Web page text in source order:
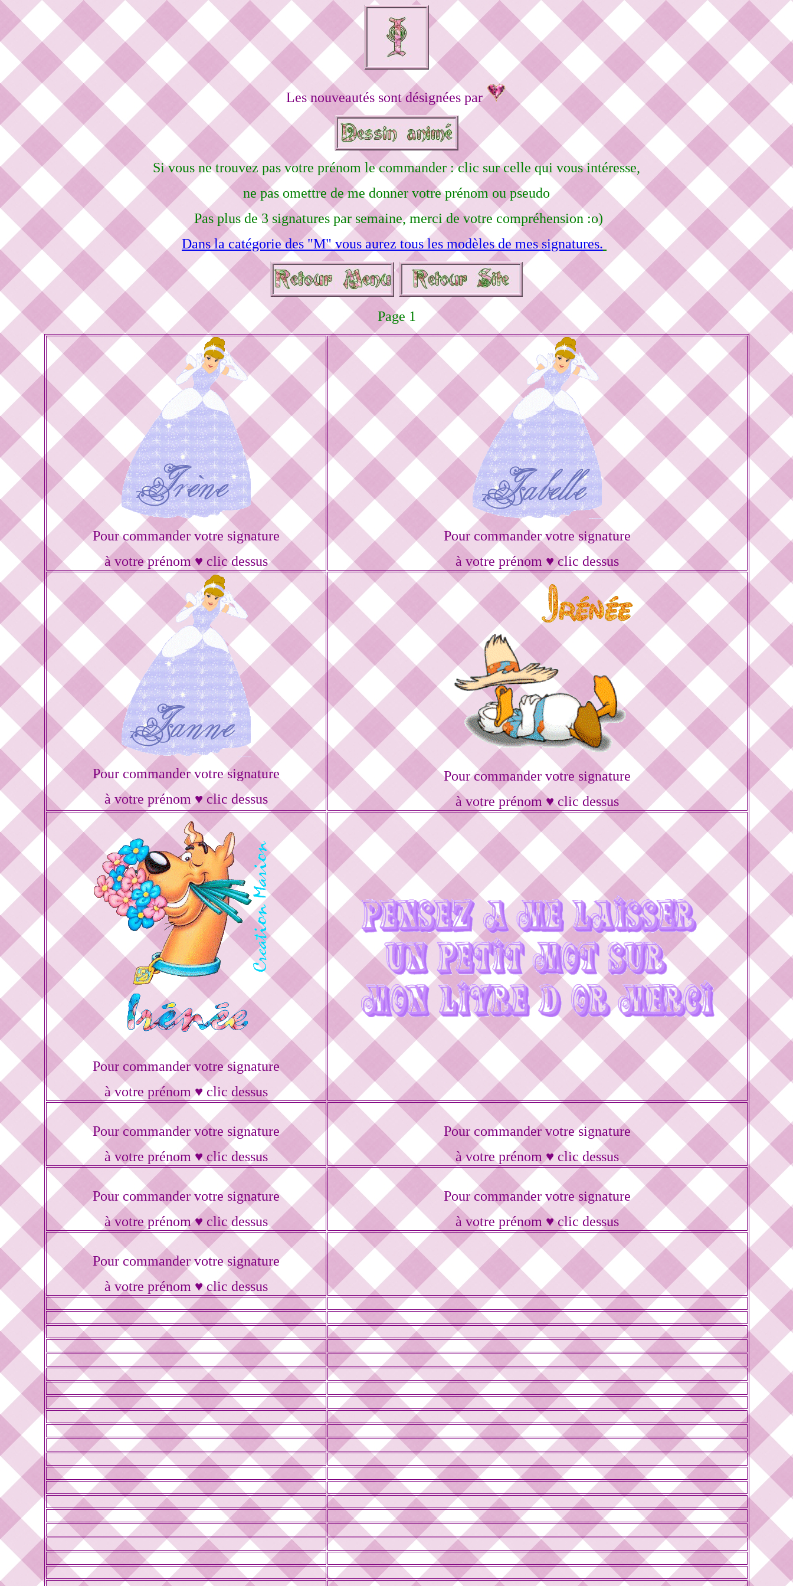
Les nouveautés sont désignées par
Si vous ne trouvez pas votre prénom le commander : clic sur celle qui vous intéresse,
ne pas omettre de me donner votre prénom ou pseudo
Pas plus de 3 signatures par semaine, merci de votre compréhension :o)
Dans la catégorie des "M" vous aurez tous les modèles de mes signatures.
Page 1
Pour commander votre signature
à votre prénom ♥ clic dessus
Pour commander votre signature
à votre prénom ♥ clic dessus
Pour commander votre signature
à votre prénom ♥ clic dessus
Pour commander votre signature
à votre prénom ♥ clic dessus
Pour commander votre signature
à votre prénom ♥ clic dessus
Pour commander votre signature
à votre prénom ♥ clic dessus
Pour commander votre signature
à votre prénom ♥ clic dessus
Pour commander votre signature
à votre prénom ♥ clic dessus
Pour commander votre signature
à votre prénom ♥ clic dessus
Pour commander votre signature
à votre prénom ♥ clic dessus